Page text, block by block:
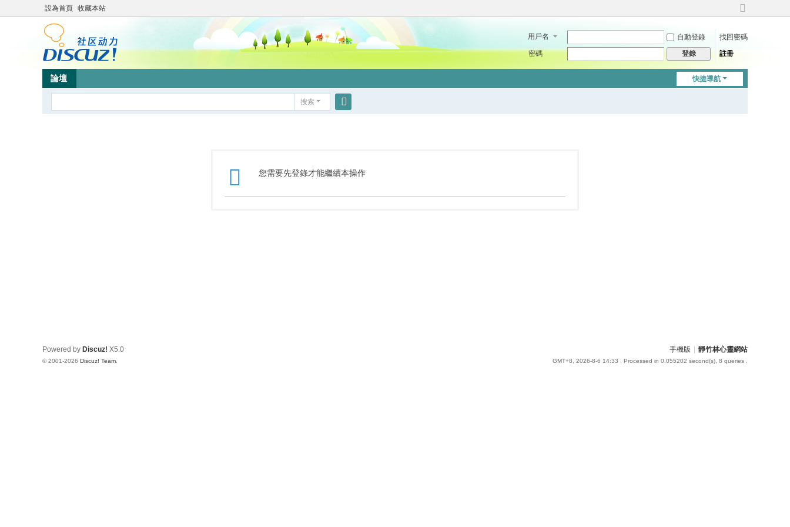
設為首頁 收藏本站
切
到
用戶名 自動登錄
找回密碼
密碼
登錄 註冊
快捷導航
論壇
搜索
您需要先登錄才能繼續本操作
手機版 靜竹林心靈網站
GMT+8, 2026-8-6 14:33 , Processed in 0.055202 second(s), 8 queries .
Powered by Discuz! X5.0
© 2001-2026 Discuz! Team